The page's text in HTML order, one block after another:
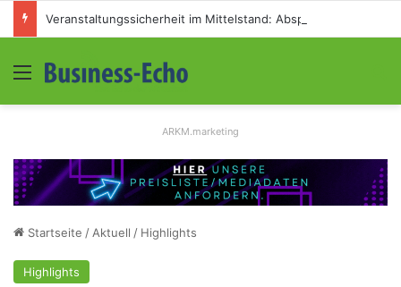
Menü
ARKM.marketing
Startseite / Aktuell / Highlights
Highlights